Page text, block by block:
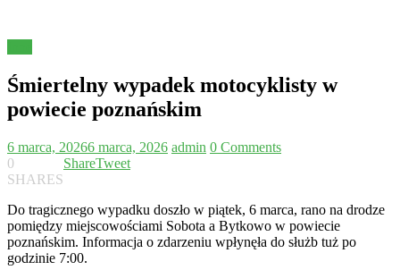
Śmiertelny wypadek motocyklisty w
powiecie poznańskim
6 marca, 20266 marca, 2026 admin 0 Comments
0
SHARES
ShareTweet
Do tragicznego wypadku doszło w piątek, 6 marca, rano na drodze
pomiędzy miejscowościami Sobota a Bytkowo w powiecie
poznańskim. Informacja o zdarzeniu wpłynęła do służb tuż po
godzinie 7:00.